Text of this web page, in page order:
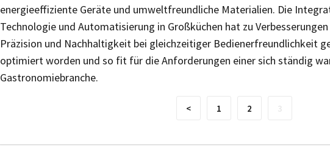
energieeffiziente Geräte und umweltfreundliche Ma­teria­lien. Die
Technologie und Automatisierung in Großküchen hat zu
Präzision und Nachhaltigkeit bei gleichzeitiger Bedienerfreundlichkeit
optimiert worden und so fit für die Anforderungen einer sich ständig
Gastronomiebranche.
< 1 2